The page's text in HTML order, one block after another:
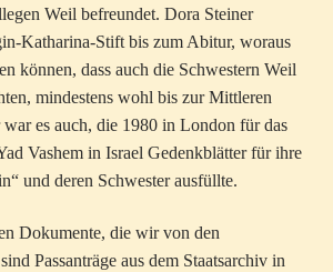
Weil befreundet. Dora Steiner
Katharina-Stift bis zum Abitur, woraus
können, dass auch die Schwestern Weil
mindestens wohl bis zur Mittleren
es auch, die 1980 in London für das
Vashem in Israel Gedenkblätter für ihre
und deren Schwester ausfüllte.
Dokumente, die wir von den
Passanträge aus dem Staatsarchiv in